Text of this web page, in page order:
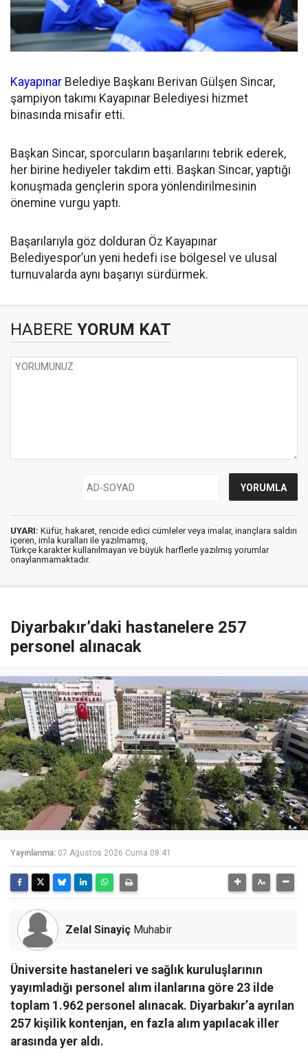
Kayapınar Belediye Başkanı Berivan Gülşen Sincar,
şampiyon takımı Kayapınar Belediyesi hizmet
binasında misafir etti.
Başkan Sincar, sporcuların başarılarını tebrik ederek,
her birine hediyeler takdim etti. Başkan Sincar, yaptığı
konuşmada gençlerin spora yönlendirilmesinin
önemine vurgu yaptı.
Başarılarıyla göz dolduran Öz Kayapınar
Belediyespor’un yeni hedefi ise bölgesel ve ulusal
turnuvalarda aynı başarıyı sürdürmek.
HABERE YORUM KAT
UYARI: Küfür, hakaret, rencide edici cümleler veya imalar, inançlara saldırı
içeren, imla kuralları ile yazılmamış,
Türkçe karakter kullanılmayan ve büyük harflerle yazılmış yorumlar
onaylanmamaktadır.
Diyarbakır’daki hastanelere 257
personel alınacak
Yayınlanma: 07 Ağustos 2026 Cuma 08:41
Zelal Sinayiç Muhabir
Üniversite hastaneleri ve sağlık kuruluşlarının
yayımladığı personel alım ilanlarına göre 23 ilde
toplam 1.962 personel alınacak. Diyarbakır’a ayrılan
257 kişilik kontenjan, en fazla alım yapılacak iller
arasında yer aldı.